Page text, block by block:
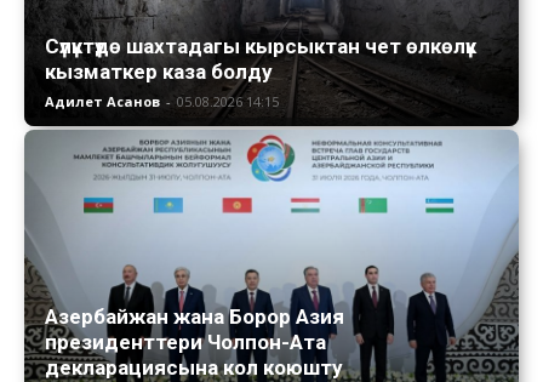
Сүлүктүдө шахтадагы кырсыктан чет өлкөлүк
кызматкер каза болду
Адилет Асанов - 05.08.2026 14:15
Азербайжан жана Борор Азия
президенттери Чолпон-Ата
декларациясына кол коюшту